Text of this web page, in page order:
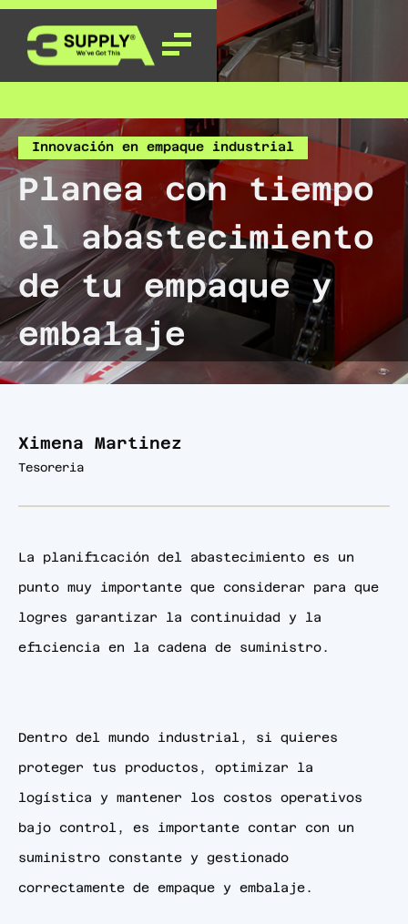
Innovación en empaque industrial
Planea con tiempo
el abastecimiento
de tu empaque y
embalaje
Ximena Martinez
Tesoreria
La planificación del abastecimiento es un
punto muy importante que considerar para que
logres garantizar la continuidad y la
eficiencia en la cadena de suministro.
Dentro del mundo industrial, si quieres
proteger tus productos, optimizar la
logística y mantener los costos operativos
bajo control, es importante contar con un
suministro constante y gestionado
correctamente de empaque y embalaje.